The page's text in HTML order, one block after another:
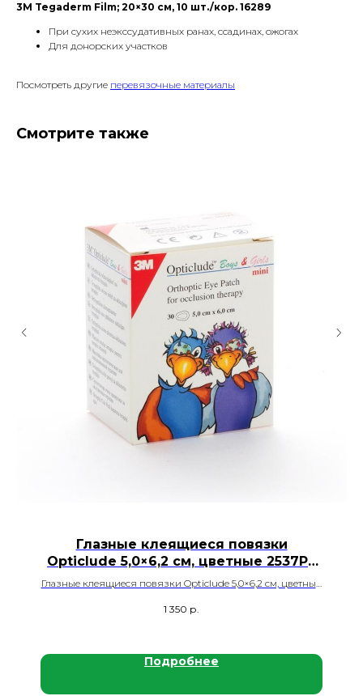
3M Tegaderm Film; 20×30 см, 10 шт./кор. 16289
При сухих неэкссудативных ранах, ссадинах, ожогах
Для донорских участков
Посмотреть другие перевязочные материалы
Смотрите также
Глазные клеящиеся повязки
Opticlude 5,0×6,2 см, цветные 2537PE
Mini
Глазные клеящиеся повязки Opticlude 5,0×6,2 см, цветные,
1 350 р.
Подробнее